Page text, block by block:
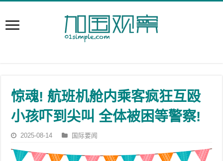
惊魂! 航班机舱内乘客疯狂互殴
小孩吓到尖叫 全体被困等警察!
2025-08-14 国际要闻